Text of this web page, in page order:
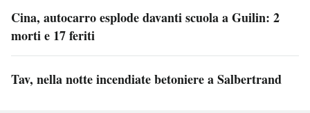
Cina, autocarro esplode davanti scuola a Guilin: 2
morti e 17 feriti
Tav, nella notte incendiate betoniere a Salbertrand